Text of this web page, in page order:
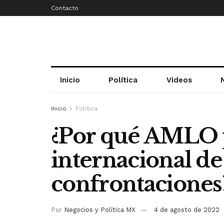
Contacto
Inicio Política Videos
Inicio Política
¿Por qué
internacional de
Por Negocios y Política MX 4 de agosto de 2022